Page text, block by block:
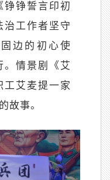
铮铮誓言印初
治工作者坚守
边的初心使
。情景剧《艾
工艾麦提一家
故事。